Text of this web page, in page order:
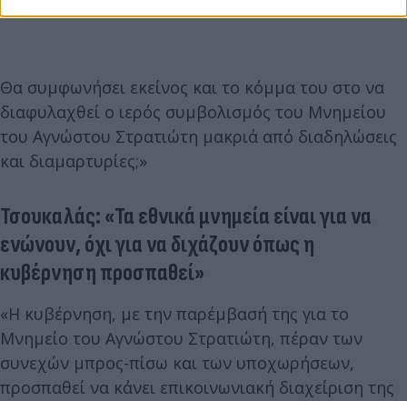
Θα συμφωνήσει εκείνος και το κόμμα του στο να
διαφυλαχθεί ο ιερός συμβολισμός του Μνημείου
του Αγνώστου Στρατιώτη μακριά από διαδηλώσεις
και διαμαρτυρίες;»
Τσουκαλάς: «Τα εθνικά μνημεία είναι για να
ενώνουν, όχι για να διχάζουν όπως η
κυβέρνηση προσπαθεί»
«Η κυβέρνηση, με την παρέμβασή της για το
Μνημείο του Αγνώστου Στρατιώτη, πέραν των
συνεχών μπρος-πίσω και των υποχωρήσεων,
προσπαθεί να κάνει επικοινωνιακή διαχείριση της